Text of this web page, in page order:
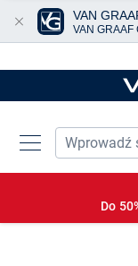
Do
VAN
VAN GRAAF